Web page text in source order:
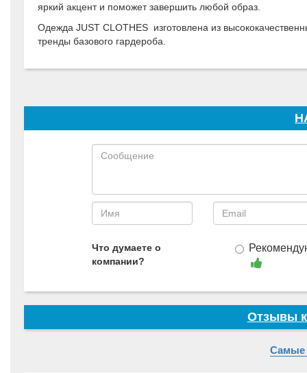
яркий акцент и поможет завершить любой образ.
Одежда JUST CLOTHES изготовлена из
тренды базового гардероба.
Что думаете о
компании?
Отзывы
Самые